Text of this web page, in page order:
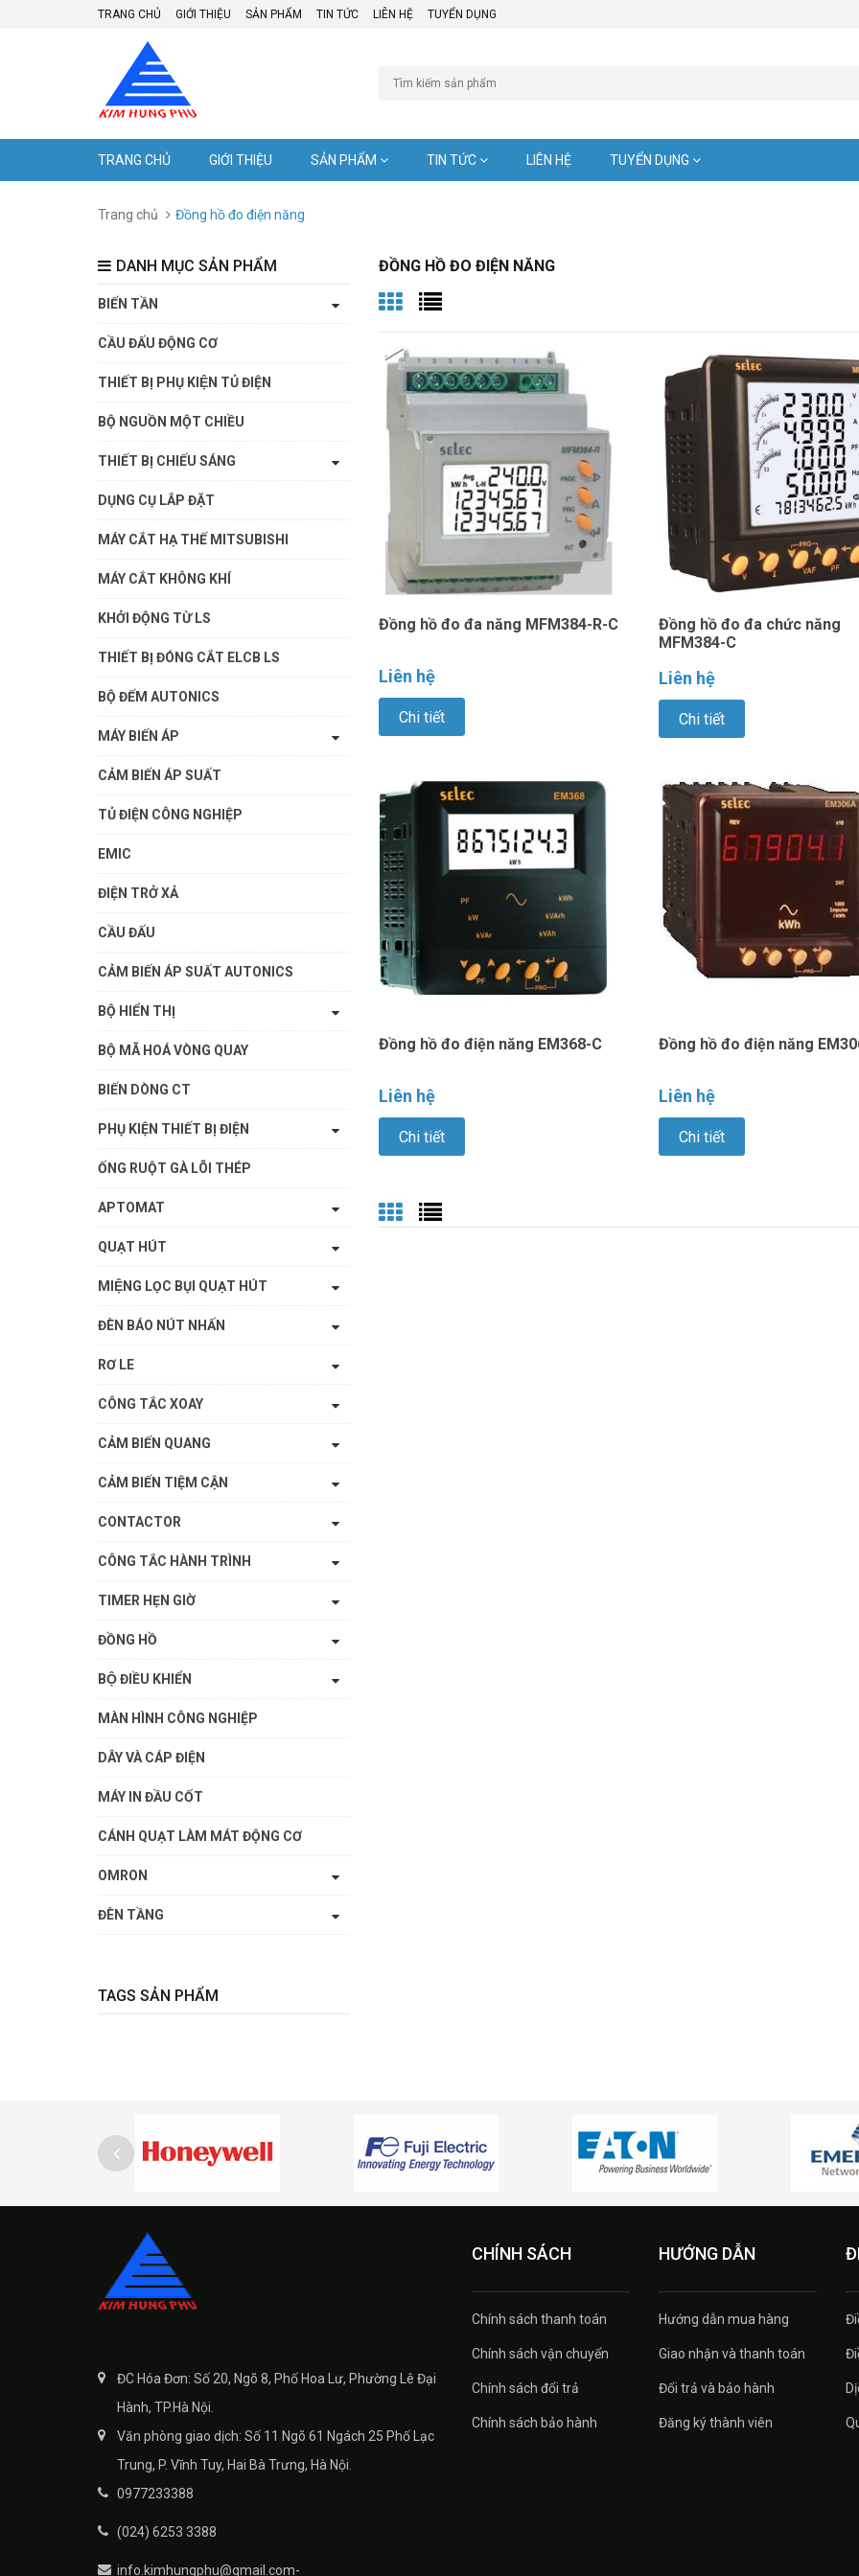
TRANG CHỦ GIỚI THIỆU SẢN PHẨM TIN TỨC LIÊN HỆ TUYỂN DỤNG
TRANG CHỦ GIỚI THIỆU SẢN PHẨM TIN TỨC LIÊN HỆ TUYỂN DỤNG
Trang chủ Đồng hồ đo điện năng
ĐỒNG HỒ ĐO ĐIỆN NĂNG
Đồng hồ đo đa năng MFM384-R-C
Liên hệ
Chi tiết
Đồng hồ đo đa chức năng
MFM384-C
Liên hệ
Chi tiết
Đồng hồ đo điện năng EM368-C
Liên hệ
Chi tiết
Đồng hồ đo điện năng
Liên hệ
Chi tiết
DANH MỤC SẢN PHẨM
BIẾN TẦN
CẦU ĐẤU ĐỘNG CƠ
THIẾT BỊ PHỤ KIỆN TỦ ĐIỆN
BỘ NGUỒN MỘT CHIỀU
THIẾT BỊ CHIẾU SÁNG
DỤNG CỤ LẮP ĐẶT
MÁY CẮT HẠ THẾ MITSUBISHI
MÁY CẮT KHÔNG KHÍ
KHỞI ĐỘNG TỪ LS
THIẾT BỊ ĐÓNG CẮT ELCB LS
BỘ ĐẾM AUTONICS
MÁY BIẾN ÁP
CẢM BIẾN ÁP SUẤT
TỦ ĐIỆN CÔNG NGHIỆP
EMIC
ĐIỆN TRỞ XẢ
CẦU ĐẤU
CẢM BIẾN ÁP SUẤT AUTONICS
BỘ HIỂN THỊ
BỘ MÃ HOÁ VÒNG QUAY
BIẾN DÒNG CT
PHỤ KIỆN THIẾT BỊ ĐIỆN
ỐNG RUỘT GÀ LÕI THÉP
APTOMAT
QUẠT HÚT
MIỆNG LỌC BỤI QUẠT HÚT
ĐÈN BÁO NÚT NHẤN
RƠ LE
CÔNG TẮC XOAY
CẢM BIẾN QUANG
CẢM BIẾN TIỆM CẬN
CONTACTOR
CÔNG TẮC HÀNH TRÌNH
TIMER HẸN GIỜ
ĐỒNG HỒ
BỘ ĐIỀU KHIỂN
MÀN HÌNH CÔNG NGHIỆP
DÂY VÀ CÁP ĐIỆN
MÁY IN ĐẦU CỐT
CÁNH QUẠT LÀM MÁT ĐỘNG CƠ
OMRON
ĐÈN TẦNG
TAGS SẢN PHẨM
ĐC Hóa Đơn: Số 20, Ngõ 8, Phố Hoa Lư, Phường Lê Đại
Hành, TP.Hà Nội.
Văn phòng giao dịch: Số 11 Ngõ 61 Ngách 25 Phố Lạc
Trung, P. Vĩnh Tuy, Hai Bà Trưng, Hà Nội.
0977233388
(024) 6253 3388
info.kimhungphu@gmail.com-
CHÍNH SÁCH
Chính sách thanh toán
Chính sách vận chuyển
Chính sách đổi trả
Chính sách bảo hành
HƯỚNG DẪN
Hướng dẫn mua hàng
Giao nhận và thanh toán
Đổi trả và bảo hành
Đăng ký thành viên